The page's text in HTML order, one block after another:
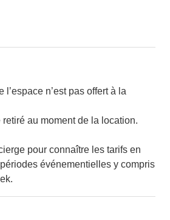
l’espace n’est pas offert à la
au moment de la location.
pour connaître les tarifs en
événementielles y compris